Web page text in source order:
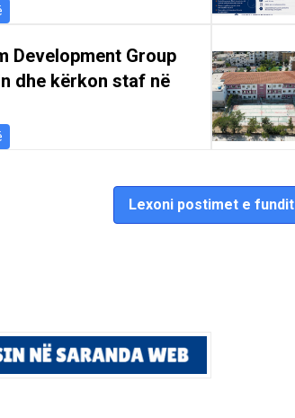
Development Group
dhe kërkon staf në
Lexoni postimet e fundit